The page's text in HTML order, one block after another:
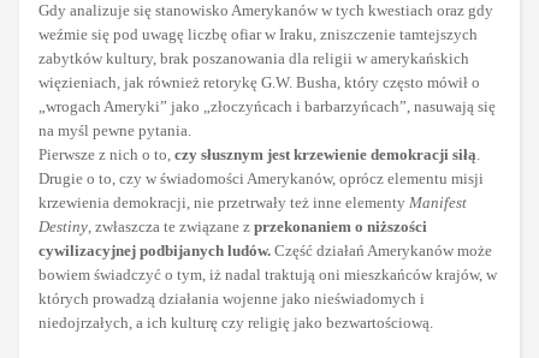
Gdy analizuje się stanowisko Amerykanów w tych kwestiach oraz gdy
weźmie się pod uwagę liczbę ofiar w Iraku, zniszczenie tamtejszych
zabytków kultury, brak poszanowania dla religii w amerykańskich
więzieniach, jak również retorykę G.W. Busha, który często mówił o
„wrogach Ameryki” jako „złoczyńcach i barbarzyńcach”, nasuwają się
na myśl pewne pytania.
Pierwsze z nich o to, czy słusznym jest krzewienie demokracji siłą.
Drugie o to, czy w świadomości Amerykanów, oprócz elementu misji
krzewienia demokracji, nie przetrwały też inne elementy Manifest
Destiny, zwłaszcza te związane z przekonaniem o niższości
cywilizacyjnej podbijanych ludów. Część działań Amerykanów może
bowiem świadczyć o tym, iż nadal traktują oni mieszkańców krajów, w
których prowadzą działania wojenne jako nieświadomych i
niedojrzałych, a ich kulturę czy religię jako bezwartościową.